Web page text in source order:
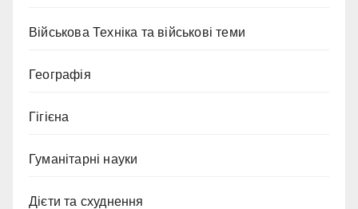
Військова Техніка та військові теми
Географія
Гігієна
Гуманітарні науки
Дієти та схуднення